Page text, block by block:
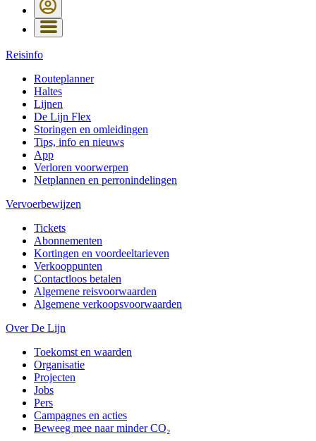
Reisinfo
Routeplanner
Haltes
Lijnen
De Lijn Flex
Storingen en omleidingen
Tips, info en nieuws
App
Verloren voorwerpen
Netplannen en perronindelingen
Vervoerbewijzen
Tickets
Abonnementen
Kortingen en voordeeltarieven
Verkooppunten
Contactloos betalen
Algemene reisvoorwaarden
Algemene verkoopsvoorwaarden
Over De Lijn
Toekomst en waarden
Organisatie
Projecten
Jobs
Pers
Campagnes en acties
Beweeg mee naar minder CO₂